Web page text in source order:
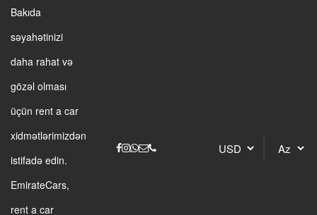
Bakıda
səyahətinizi
daha rahat və
gözəl olması
üçün rent a car
xidmətlərimizdən
istifadə edin.
EmirateCars,
rent a car